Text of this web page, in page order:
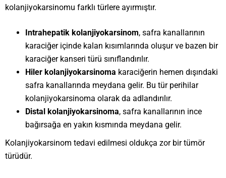
kolanjiyokarsinomu farklı türlere ayırmıştır.
Intrahepatik kolanjiyokarsinom, safra kanallarının
karaciğer içinde kalan kısımlarında oluşur ve bazen bir
karaciğer kanseri türü sınıflandırılır.
Hiler kolanjiyokarsinoma karaciğerin hemen dışındaki
safra kanallarında meydana gelir. Bu tür perihilar
kolanjiyokarsinoma olarak da adlandırılır.
Distal kolanjiyokarsinoma, safra kanallarının ince
bağırsağa en yakın kısmında meydana gelir.
Kolanjiyokarsinom tedavi edilmesi oldukça zor bir tümör
türüdür.